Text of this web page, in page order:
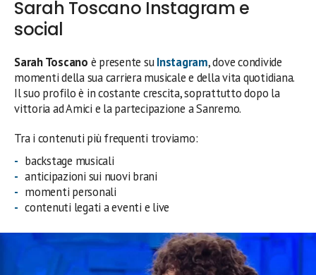
Sarah Toscano Instagram e
social
Sarah Toscano è presente suInstagram, dove condivide
momenti della sua carriera musicale e della vita quotidiana.
Il suo profilo è in costante crescita, soprattutto dopo la
vittoria ad Amici e la partecipazione a Sanremo.
Tra i contenuti più frequenti troviamo:
backstage musicali
anticipazioni sui nuovi brani
momenti personali
contenuti legati a eventi e live